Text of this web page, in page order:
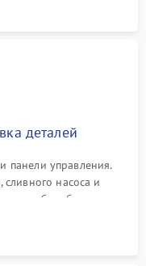
деталей
панели управления.
насоса и
барабана и
люка на разрывы.